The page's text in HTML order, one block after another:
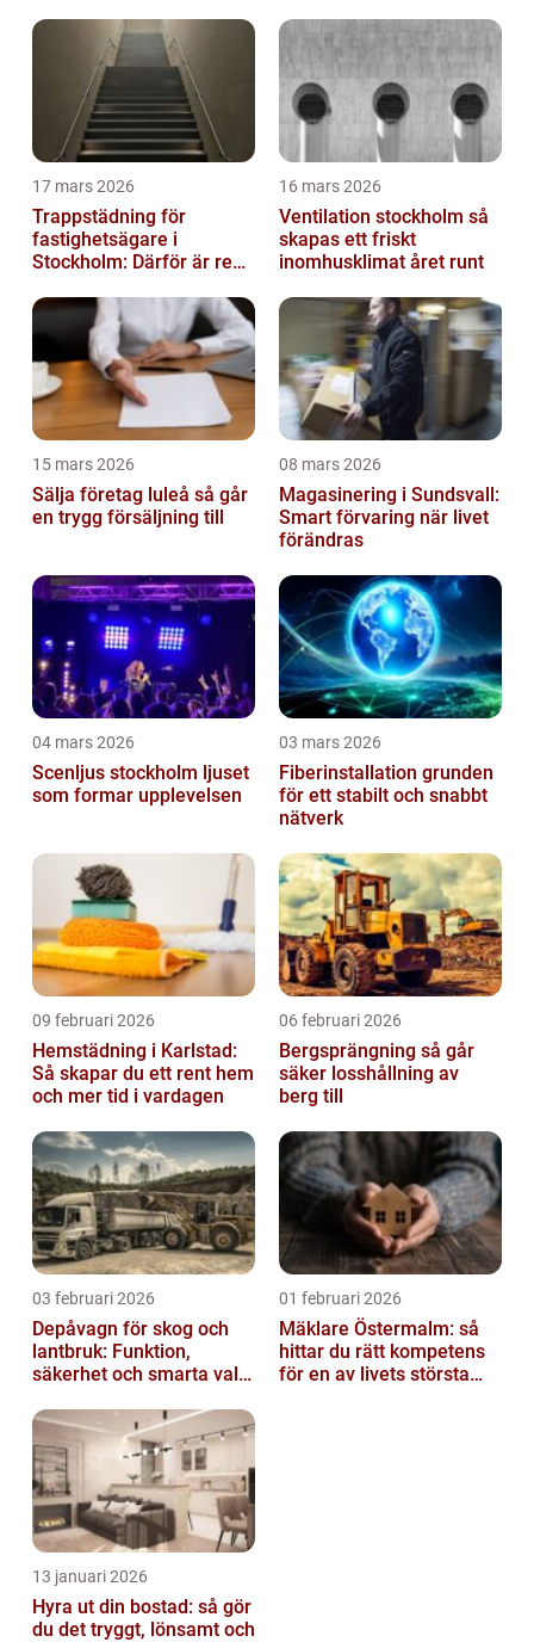
17 mars 2026
Trappstädning för
fastighetsägare i
Stockholm: Därför är rena
investering
16 mars 2026
Ventilation stockholm så
skapas ett friskt
inomhusklimat året runt
15 mars 2026
Sälja företag luleå så går
en trygg försäljning till
08 mars 2026
Magasinering i Sundsvall:
Smart förvaring när livet
förändras
04 mars 2026
Scenljus stockholm ljuset
som formar upplevelsen
03 mars 2026
Fiberinstallation grunden
för ett stabilt och snabbt
nätverk
09 februari 2026
Hemstädning i Karlstad:
Så skapar du ett rent hem
och mer tid i vardagen
06 februari 2026
Bergsprängning så går
säker losshållning av
berg till
03 februari 2026
Depåvagn för skog och
lantbruk: Funktion,
säkerhet och smarta val
01 februari 2026
Mäklare Östermalm: så
hittar du rätt kompetens
för en av livets största
13 januari 2026
Hyra ut din bostad: så gör
du det tryggt, lönsamt och